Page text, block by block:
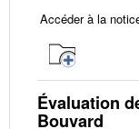
Accéder à la
Évaluation
Bouvard